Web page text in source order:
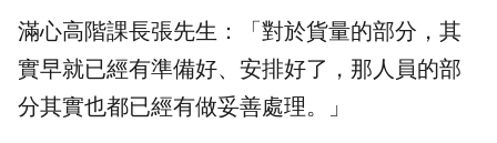
滿心高階課長張先生：「對於貨量的部分，其
實早就已經有準備好、安排好了，那人員的部
分其實也都已經有做妥善處理。」